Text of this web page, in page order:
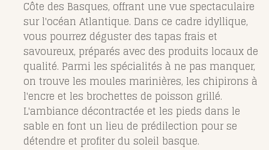
Côte des Basques, offrant une vue spectaculaire
sur l'océan Atlantique. Dans ce cadre idyllique,
vous pourrez déguster des tapas frais et
savoureux, préparés avec des produits locaux de
qualité. Parmi les spécialités à ne pas manquer,
on trouve les moules marinières, les chipirons à
l'encre et les brochettes de poisson grillé.
L'ambiance décontractée et les pieds dans le
sable en font un lieu de prédilection pour se
détendre et profiter du soleil basque.